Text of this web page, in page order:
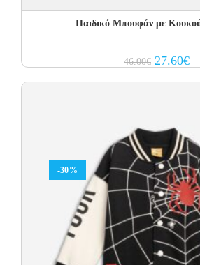
Παιδικό Μπουφάν με
46.00€ Original
price
27.60€
-30%